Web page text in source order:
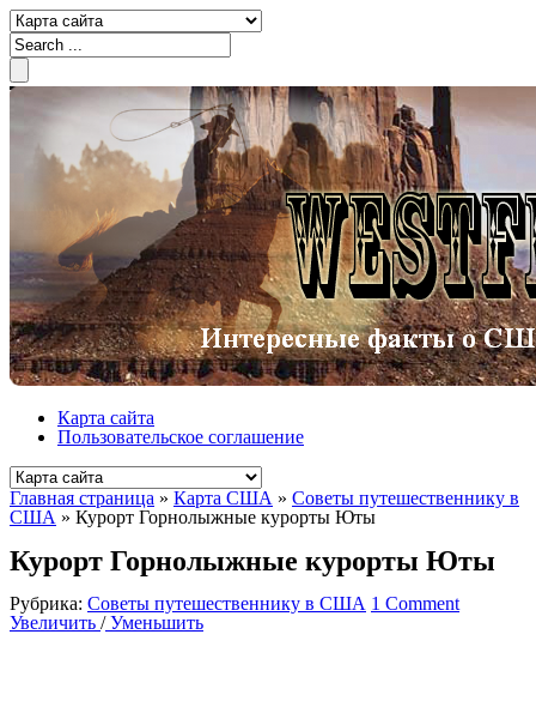
Карта сайта
Пользовательское соглашение
Главная страница » Карта США » Советы путешественнику в
США » Курорт Горнолыжные курорты Юты
Курорт Горнолыжные курорты Юты
Рубрика: Советы путешественнику в США 1 Comment
Увеличить /Уменьшить